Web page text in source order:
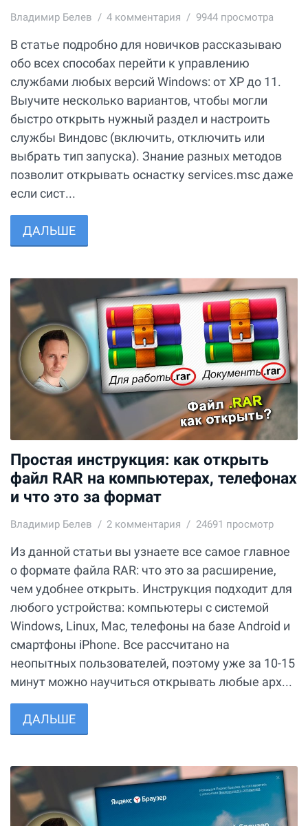
Владимир Белев 4 комментария 9944 просмотра
В статье подробно для новичков рассказываю
обо всех способах перейти к управлению
службами любых версий Windows: от XP до 11.
Выучите несколько вариантов, чтобы могли
быстро открыть нужный раздел и настроить
службы Виндовс (включить, отключить или
выбрать тип запуска). Знание разных методов
позволит открывать оснастку services.msc даже
если сист...
ДАЛЬШЕ
Простая инструкция: как открыть
файл RAR на компьютерах, телефонах
и что это за формат
Владимир Белев 2 комментария 24691 просмотр
Из данной статьи вы узнаете все самое главное
о формате файла RAR: что это за расширение,
чем удобнее открыть. Инструкция подходит для
любого устройства: компьютеры с системой
Windows, Linux, Mac, телефоны на базе Android и
смартфоны iPhone. Все рассчитано на
неопытных пользователей, поэтому уже за 10-15
минут можно научиться открывать любые арх...
ДАЛЬШЕ